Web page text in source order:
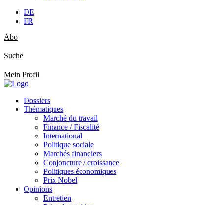
DE
FR
Abo
Suche
Mein Profil
Dossiers
Thématiques
Marché du travail
Finance / Fiscalité
International
Politique sociale
Marchés financiers
Conjoncture / croissance
Politiques économiques
Prix Nobel
Opinions
Entretien